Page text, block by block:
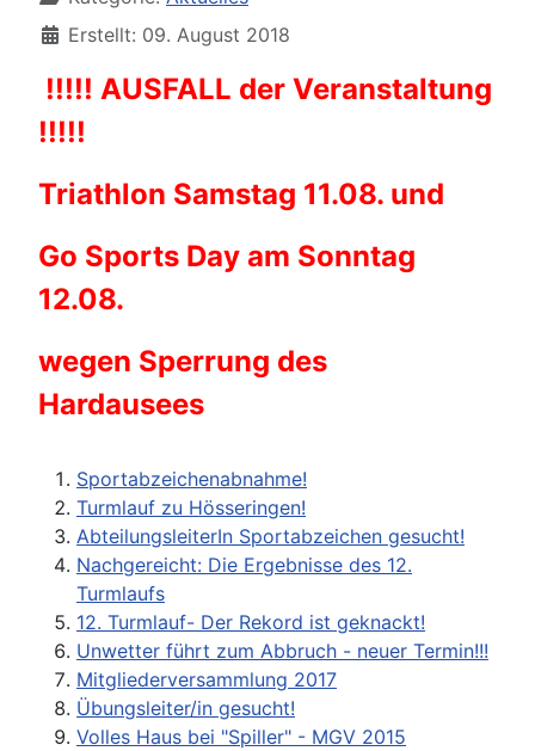
Erstellt: 09. August 2018
!!!!! AUSFALL der Veranstaltung
!!!!!
Triathlon Samstag 11.08. und
Go Sports Day am Sonntag
12.08.
wegen Sperrung des
Hardausees
Sportabzeichenabnahme!
Turmlauf zu Hösseringen!
AbteilungsleiterIn Sportabzeichen gesucht!
Nachgereicht: Die Ergebnisse des 12.
Turmlaufs
12. Turmlauf- Der Rekord ist geknackt!
Unwetter führt zum Abbruch - neuer Termin!!!
Mitgliederversammlung 2017
Übungsleiter/in gesucht!
Volles Haus bei "Spiller" - MGV 2015